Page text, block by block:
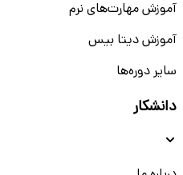
آموزش مهارت‌های نرم
آموزش دیتا بیس
سایر دوره‌ها
دانشکار